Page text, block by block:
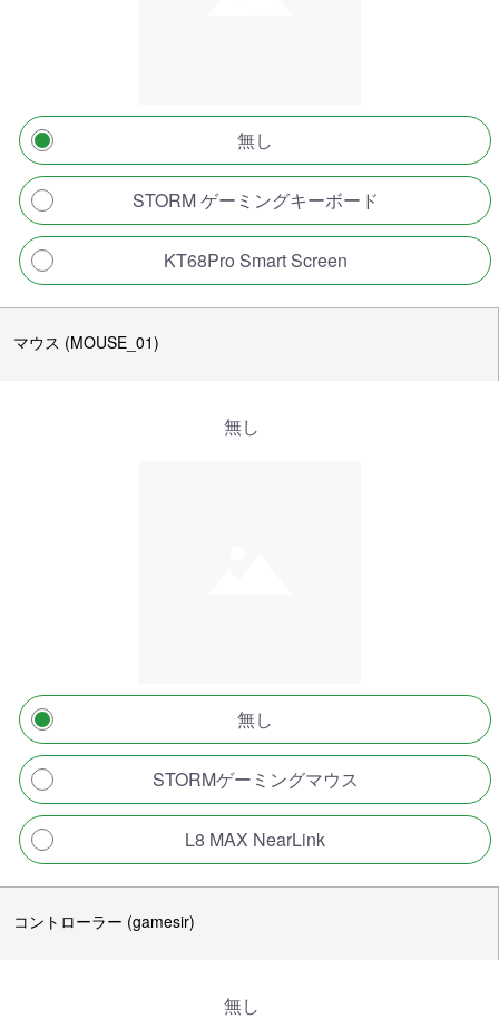
無し
STORM ゲーミングキーボード
KT68Pro Smart Screen
マウス (MOUSE_01)
無し
無し
STORMゲーミングマウス
L8 MAX NearLink
コントローラー (gamesir)
無し